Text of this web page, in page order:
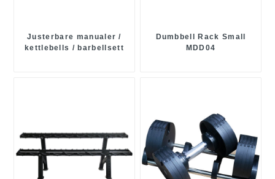
Justerbare manualer /
kettlebells / barbellsett
Dumbbell Rack Small
MDD04